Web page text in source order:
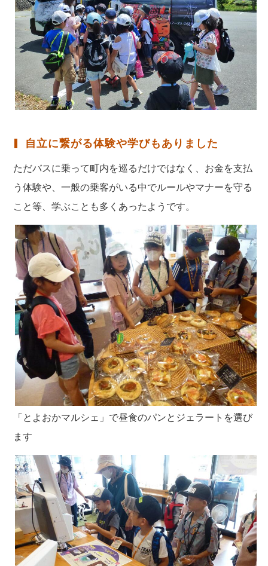
自立に繋がる体験や学びもありました
ただバスに乗って町内を巡るだけではなく、お金を支払
う体験や、一般の乗客がいる中でルールやマナーを守る
こと等、学ぶことも多くあったようです。
「とよおかマルシェ」で昼食のパンとジェラートを選び
ます